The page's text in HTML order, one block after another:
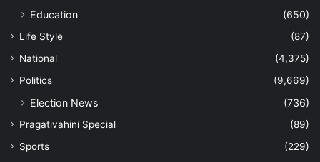
Education
(650)
Life Style
(87)
National
(4,375)
Politics
(9,669)
Election News (736)
Pragativahini Special
(89)
Sports
(229)